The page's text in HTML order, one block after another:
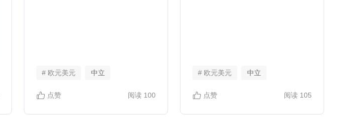
# 欧元美元 中立
点赞 阅读 100
# 欧元美元 中立
点赞 阅读 105